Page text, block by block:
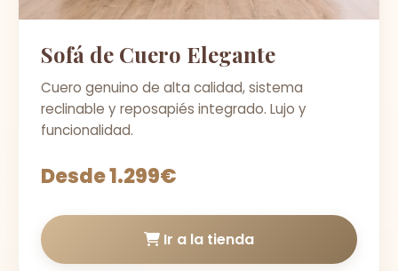
Sofá de Cuero Elegante
Cuero genuino de alta calidad, sistema
reclinable y reposapiés integrado. Lujo y
funcionalidad.
Desde 1.299€
Ir a la tienda